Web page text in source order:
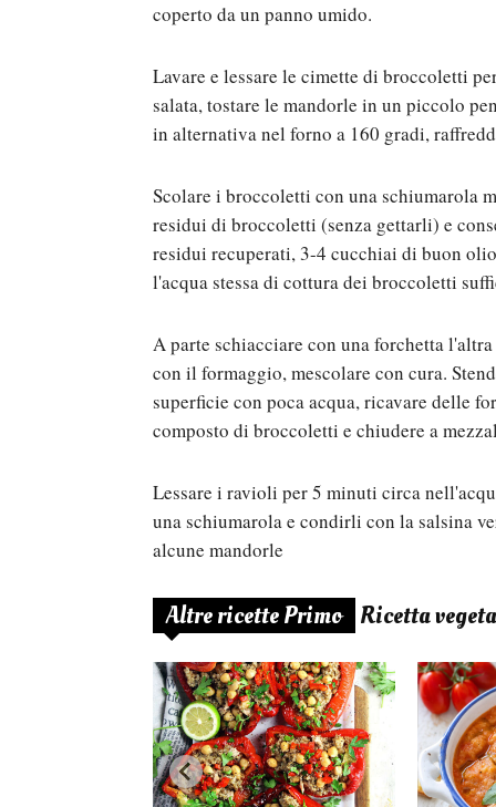
coperto da un panno umido.
Lavare e lessare le cimette di broccoletti
salata, tostare le mandorle in un piccolo
in alternativa nel forno a 160 gradi,
Scolare i broccoletti con una schiumarola
residui di broccoletti (senza gettarli) e
residui recuperati, 3-4 cucchiai di buon
l'acqua stessa di cottura dei broccoletti
A parte schiacciare con una forchetta
con il formaggio, mescolare con cura.
superficie con poca acqua, ricavare delle
composto di broccoletti e chiudere a
Lessare i ravioli per 5 minuti circa
una schiumarola e condirli con la salsina
alcune mandorle
Altre ricette Primo Ricetta